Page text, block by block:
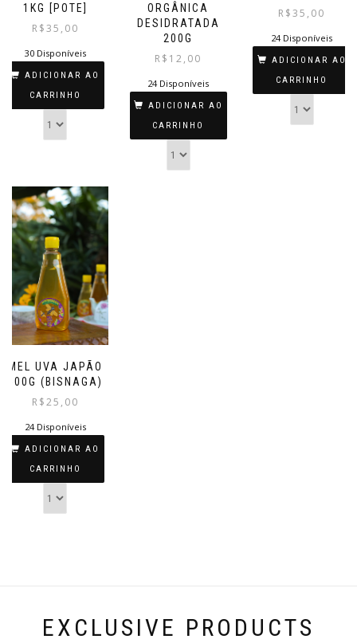
1KG [POTE]
R$35,00
30 Disponíveis
ADICIONAR AO
CARRINHO
ORGÂNICA
DESIDRATADA
200G
R$ 12,00
24 Disponíveis
ADICIONAR AO
CARRINHO
R$35,00
24 Disponíveis
ADICIONAR AO
CARRINHO
MEL UVA JAPÃO
500G (BISNAGA)
R$25,00
24 Disponíveis
ADICIONAR AO
CARRINHO
EXCLUSIVE PRODUCTS